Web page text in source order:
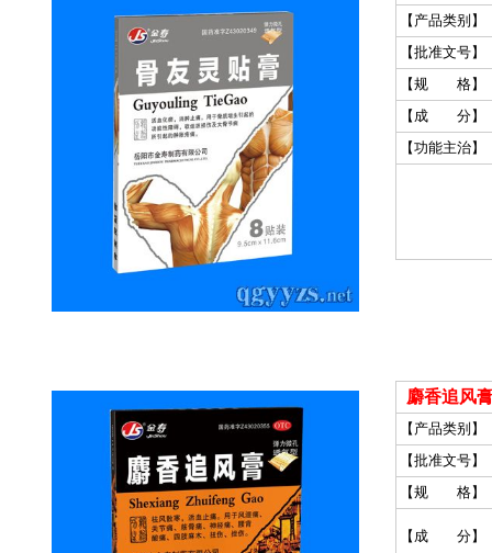
【产品类别】
【批准文号】
【规 格】
【成 分】
【功能主治】
麝香追风
【产品类别】
【批准文号】
【规 格】
【成 分】